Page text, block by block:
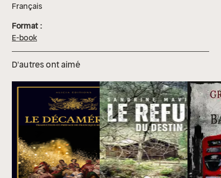
Français
Format :
E-book
D'autres ont aimé